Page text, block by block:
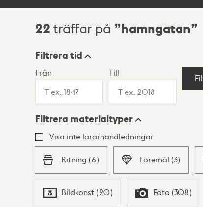
Sökresultat
22 träffar på hamngatan
Visningsläge
Lista Karta
Filtrera tid
Från Till
Filtrera materialtyper
Visa inte lärarhandledningar
Ritning (6) Föremål (3)
Bildkonst (20) Foto (308)